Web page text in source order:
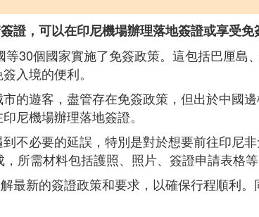
證，可以在印尼機場辦理落地簽證或享受免
等30個國家實施了免簽政策。這包括巴厘
入境的便利。
的遊客，盡管存在免簽政策，但出於中國
尼機場辦理落地簽證。
不必要的延誤，特別是對於想要前往印尼
所需材料包括護照、照片、簽證申請表格等
最新的簽證政策和要求，以確保行程順利